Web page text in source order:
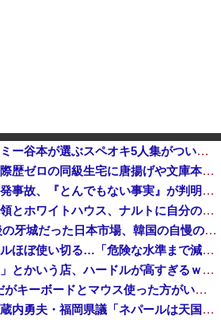
アミーズ事務所の首領アミー谷本が選ぶスペオキ5人集がついに決定してしまう
【私はあなたの味方】交際歴ゼロの同級生宅に唐揚げや文庫本を20回以上届けた24歳女を逮捕他
【衝撃】イオンモール爆発事故、『とんでもない事実』が判明してしまう・・・・・・
【ワロタ】トランプ大統領とホワイトハウス、ナルトに自分の顔を合成して投稿 日本政府が苦言「公的機関であっても許諾が必要」
韓国Webtoon企業の最後の牙城だった日本市場、韓国の自慢の種だった某アプリが遂に……
米軍、長射程精密ミサイルほぼ使い切る…「危険な水準まで減少」と軍高官が警告！
【画像あり】「スナック」とかいう店、ハードルが高すぎるｗｗｗｗｗｗｗ
友達とPCで遊んでるんだがキーボードとマウス使った方がいいゲームでも頑なにパッド使いたがる
【悲報】海外視察帰りの蔵内勇夫・福岡県議「ネパールは天国だった！」あまりの能天気発言で大炎上 → ｗｗｗｗｗｗｗｗｗｗｗｗｗｗ